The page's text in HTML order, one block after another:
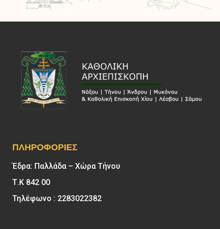
ΠΛΗΡΟΦΟΡΊΕΣ
Έδρα: Παλλάδα – Χώρα Τήνου
Τ.Κ 842 00
Τηλέφωνο : 2283022382